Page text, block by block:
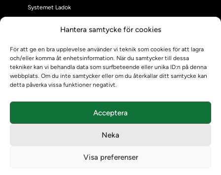
Hantera samtycke för cookies
För att ge en bra upplevelse använder vi teknik som cookies för att lagra
och/eller komma åt enhetsinformation. När du samtycker till dessa
tekniker kan vi behandla data som surfbeteende eller unika ID:n på denna
webbplats. Om du inte samtycker eller om du återkallar ditt samtycke kan
detta påverka vissa funktioner negativt.
Acceptera
Neka
Visa preferenser
Systemet Ladok
Kontrollera intyg
Om oss
Om Ladokkonsortiet
Ladokkonsortiet internationellt
Vision, strategi och produktplan
Teamens sammansättning och arbetet på Ladokkonsortiet
Ladokpodden